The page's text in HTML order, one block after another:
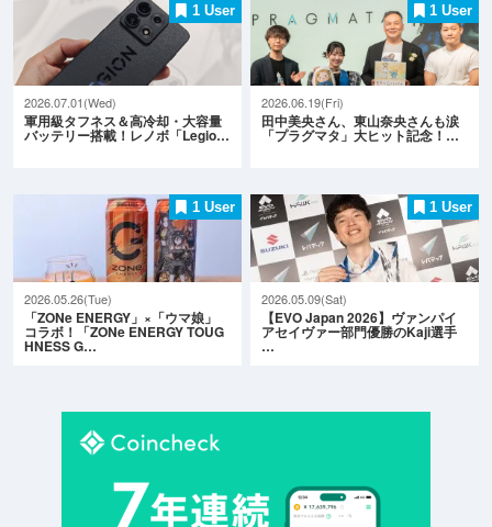
1 User
2026.07.01(Wed)
軍用級タフネス＆高冷却・大容量
バッテリー搭載！レノボ「Legio…
1 User
2026.06.19(Fri)
田中美央さん、東山奈央さんも涙
「プラグマタ」大ヒット記念！…
1 User
2026.05.26(Tue)
「ZONe ENERGY」×「ウマ娘」
コラボ！「ZONe ENERGY TOUG
HNESS G…
1 User
2026.05.09(Sat)
【EVO Japan 2026】ヴァンパイ
アセイヴァー部門優勝のKaji選手
…